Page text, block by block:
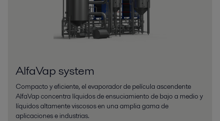
AlfaVap system
Compacto y eficiente, el evaporador de película ascendente
AlfaVap concentra líquidos de ensuciamiento de bajo a medio y
líquidos altamente viscosos en una amplia gama de
aplicaciones e industrias.